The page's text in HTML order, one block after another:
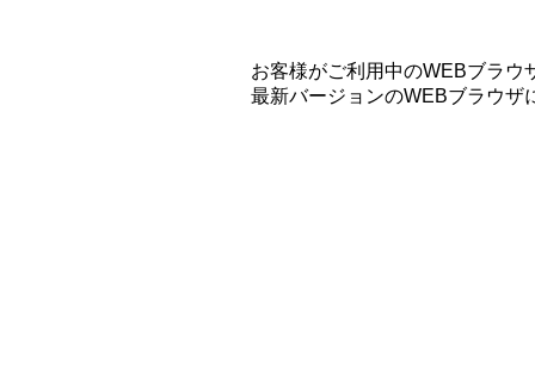
お客様がご利用中のWEBブラウ
最新バージョンのWEBブラウザ